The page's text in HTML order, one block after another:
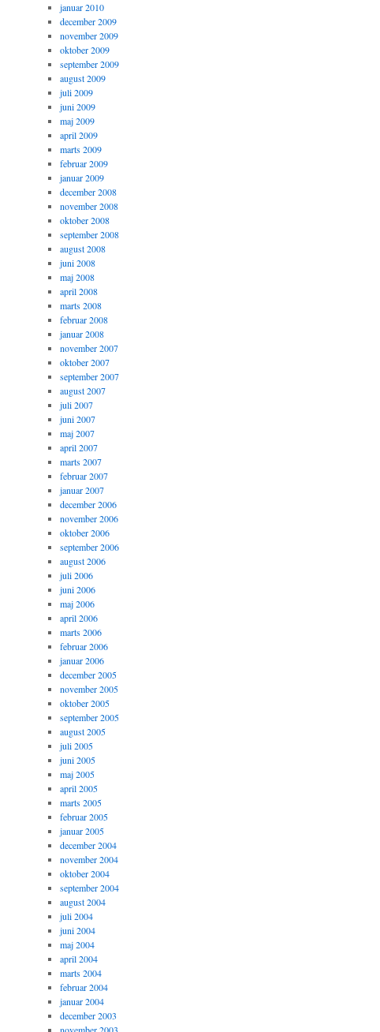
januar 2010
december 2009
november 2009
oktober 2009
september 2009
august 2009
juli 2009
juni 2009
maj 2009
april 2009
marts 2009
februar 2009
januar 2009
december 2008
november 2008
oktober 2008
september 2008
august 2008
juni 2008
maj 2008
april 2008
marts 2008
februar 2008
januar 2008
november 2007
oktober 2007
september 2007
august 2007
juli 2007
juni 2007
maj 2007
april 2007
marts 2007
februar 2007
januar 2007
december 2006
november 2006
oktober 2006
september 2006
august 2006
juli 2006
juni 2006
maj 2006
april 2006
marts 2006
februar 2006
januar 2006
december 2005
november 2005
oktober 2005
september 2005
august 2005
juli 2005
juni 2005
maj 2005
april 2005
marts 2005
februar 2005
januar 2005
december 2004
november 2004
oktober 2004
september 2004
august 2004
juli 2004
juni 2004
maj 2004
april 2004
marts 2004
februar 2004
januar 2004
december 2003